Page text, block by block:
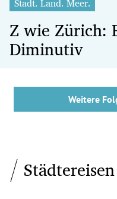
Z wie Zürich:
Diminutiv
Weitere
Städtereisen